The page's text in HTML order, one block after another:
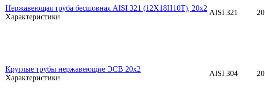
Нержавеющая труба бесшовная AISI 321 (12Х18Н10Т), 20х2
Характеристики
AISI 321 20
Круглые трубы нержавеющие ЭСВ 20x2
Характеристики
AISI 304 20